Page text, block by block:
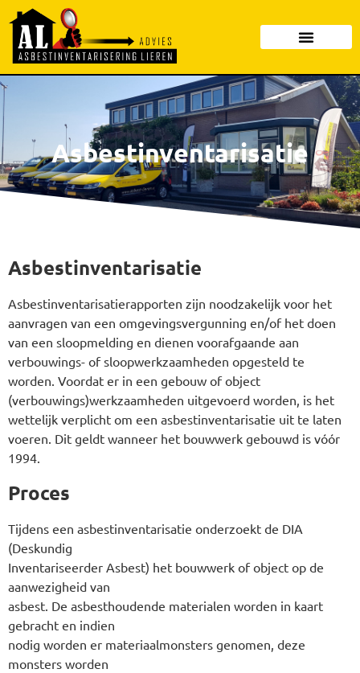
Asbestinventarisatie
Asbestinventarisatie
Asbestinventarisatierapporten zijn noodzakelijk voor het
aanvragen van een omgevingsvergunning en/of het doen
van een sloopmelding en dienen voorafgaande aan
verbouwings- of sloopwerkzaamheden opgesteld te
worden. Voordat er in een gebouw of object
(verbouwings)werkzaamheden uitgevoerd worden, is het
wettelijk verplicht om een asbestinventarisatie uit te laten
voeren. Dit geldt wanneer het bouwwerk gebouwd is vóór
1994.
Proces
Tijdens een asbestinventarisatie onderzoekt de DIA
(Deskundig
Inventariseerder Asbest) het bouwwerk of object op de
aanwezigheid van
asbest. De asbesthoudende materialen worden in kaart
gebracht en indien
nodig worden er materiaalmonsters genomen, deze
monsters worden